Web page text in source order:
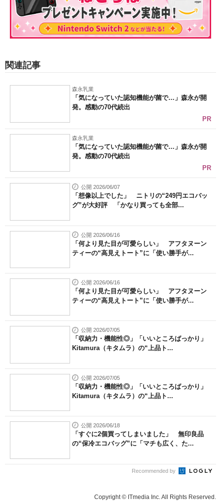
関連記事
森永乳業
「気になっていた認知機能が菌で…」森永が開
発。感動の70代続出
PR
森永乳業
「気になっていた認知機能が菌で…」森永が開
発。感動の70代続出
PR
公開 2026/06/07
「想像以上でした」 ニトリの“249円エコバッ
グ”が大好評 「かなり買っても全部...
公開 2026/06/16
「何より見た目が可愛らしい」 アフタヌーン
ティーの“高見えトート”に「使い勝手が...
公開 2026/06/16
「何より見た目が可愛らしい」 アフタヌーン
ティーの“高見えトート”に「使い勝手が...
公開 2026/07/05
「収納力・機能性◎」「いいところばっかり」
Kitamura（キタムラ）の“上品ト...
公開 2026/07/05
「収納力・機能性◎」「いいところばっかり」
Kitamura（キタムラ）の“上品ト...
公開 2026/06/18
「すぐに2個買ってしまいました」 無印良品
の“保冷エコバッグ”に「マチも広く、た...
Recommended by
Copyright © ITmedia Inc. All Rights Reserved.